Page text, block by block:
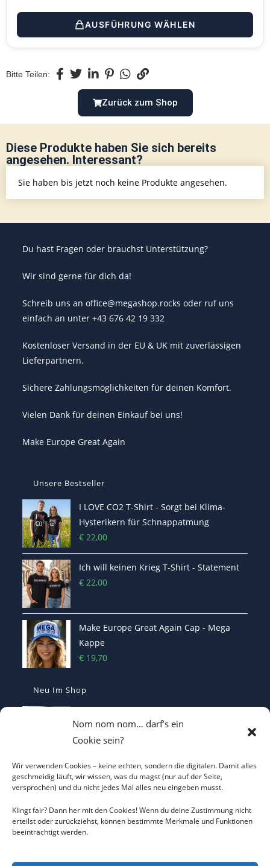
Nom nom nom… darf’s ein
Cookie sein?
Wir verwenden Cookies – keine echten, sondern die digitalen. Damit alles
geschmeidig läuft, wir wissen, was du magst (nur auf der Seite,
versprochen) und du nicht jedes Mal alles neu eingeben musst.
Klingt fair? Dann her mit den Cookies! Wenn du deine Zustimmung nicht
erteilst oder zurückziehst, können bestimmte Merkmale und Funktionen
beeinträchtigt werden.
AUSFÜHRUNG WÄHLEN
Bitte Teilen:
Zurück zum Shop
Diese Produkte haben Sie sich bereits
angesehen. Interessant?
Sie haben bis jetzt noch keine Produkte angesehen.
Du hast Fragen oder brauchst Unterstützung?
Wir sind gerne für dich da!
Schreib uns an office@megashop.rocks oder ruf uns
einfach an unter +43 676 42 19 332
Kostenloser Versand in der EU & UK mit zuverlässigen
Lieferpartnern.
Sichere Zahlungsmöglichkeiten für deinen Komfort.
Vielen Dank für deinen Einkauf bei uns!
Make Europe Great Again
Unsere Bestseller
I LOVE CO2 T-Shirt - Sorgt bei Klima-
Hysterikern für Schnappatmung
€ 22,00
Ich will keinen Krieg T-Shirt - Statement
€ 22,00
Make Europe Great Again Cap - Mega
Kappe
€ 19,70
Neu Im Shop
Kaffetasse - Motiviert in den Morgen
€16,70
Heterodoxer Extremist - Das provokante
T-Shirt
I LOVE CO2 T-Shirt - Sorgt bei Klima-